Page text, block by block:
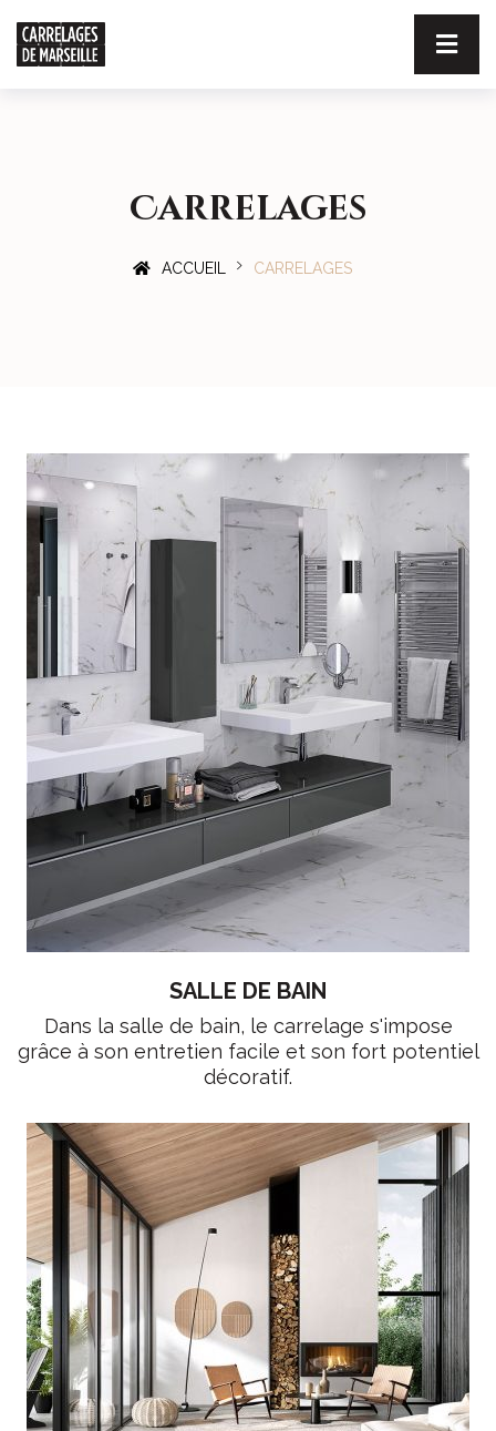
Carrelages
ACCUEIL CARRELAGES
SALLE DE BAIN
Dans la salle de bain, le carrelage s'impose
grâce à son entretien facile et son fort potentiel
décoratif.